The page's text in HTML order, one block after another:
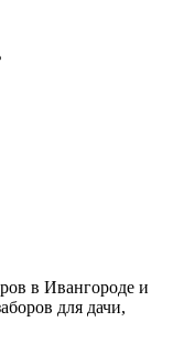
в Ивангороде и
для дачи,